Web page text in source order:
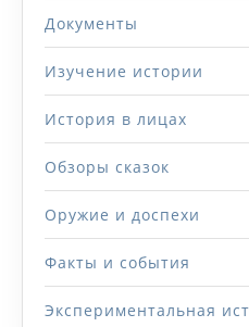
Документы
Изучение истории
История в лицах
Обзоры сказок
Оружие и доспехи
Факты и события
Экспериментальная